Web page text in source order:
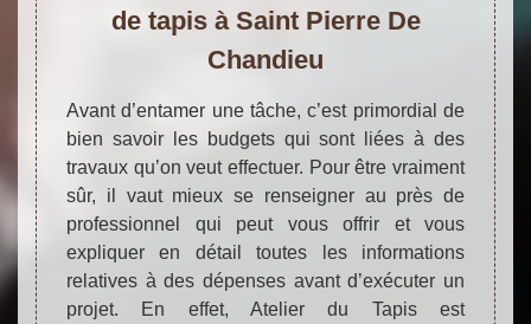
de tapis à Saint Pierre De
Chandieu
Avant d’entamer une tâche, c’est primordial de
bien savoir les budgets qui sont liées à des
travaux qu’on veut effectuer. Pour être vraiment
sûr, il vaut mieux se renseigner au près de
professionnel qui peut vous offrir et vous
expliquer en détail toutes les informations
relatives à des dépenses avant d’exécuter un
projet. En effet, Atelier du Tapis est